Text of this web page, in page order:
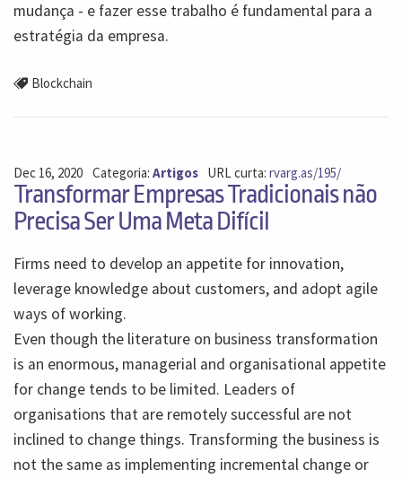
mudança - e fazer esse trabalho é fundamental para a
estratégia da empresa.
Blockchain
Dec 16, 2020 Categoria: Artigos URL curta:rvarg.as/195/
Transformar Empresas Tradicionais não
Precisa Ser Uma Meta Difícil
Firms need to develop an appetite for innovation,
leverage knowledge about customers, and adopt agile
ways of working.
Even though the literature on business transformation
is an enormous, managerial and organisational appetite
for change tends to be limited. Leaders of
organisations that are remotely successful are not
inclined to change things. Transforming the business is
not the same as implementing incremental change or